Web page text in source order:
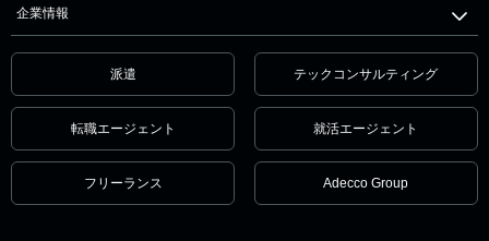
企業情報
派遣 テックコンサルティング
転職エージェント 就活エージェント
フリーランス Adecco Group